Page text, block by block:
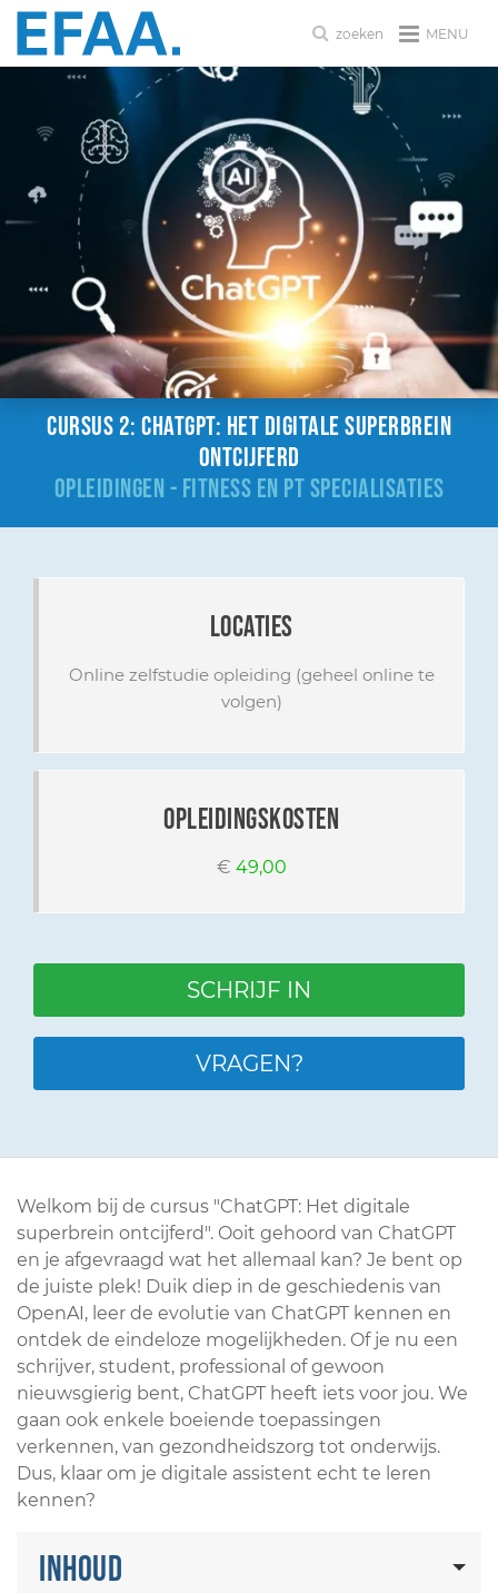
MENU
zoeken
Cursus 2: ChatGPT: Het digitale superbrein
ontcijferd
OPLEIDINGEN - FITNESS EN PT SPECIALISATIES
locaties
Online zelfstudie opleiding (geheel online te
volgen)
opleidingskosten
€ 49,00
SCHRIJF IN
VRAGEN?
Welkom bij de cursus "ChatGPT: Het digitale
superbrein ontcijferd". Ooit gehoord van ChatGPT
en je afgevraagd wat het allemaal kan? Je bent op
de juiste plek! Duik diep in de geschiedenis van
OpenAI, leer de evolutie van ChatGPT kennen en
ontdek de eindeloze mogelijkheden. Of je nu een
schrijver, student, professional of gewoon
nieuwsgierig bent, ChatGPT heeft iets voor jou. We
gaan ook enkele boeiende toepassingen
verkennen, van gezondheidszorg tot onderwijs.
Dus, klaar om je digitale assistent echt te leren
kennen?
Inhoud